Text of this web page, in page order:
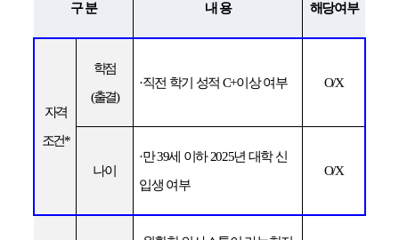
구 분 내 용 해당여부
자격
조건*
학점
(출결)
·직전 학기 성적 C+이상 여부 O/X
나이
·만39세 이하2025년 대학 신
입생 여부
O/X